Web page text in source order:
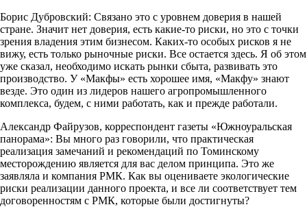
Борис Дубровский: Связано это с уровнем доверия в нашей
стране. Значит нет доверия, есть какие-то риски, но это с точки
зрения владения этим бизнесом. Каких-то особых рисков я не
вижу, есть только рыночные риски. Все остается здесь. Я об этом
уже сказал, необходимо искать рынки сбыта, развивать это
производство. У «Макфы» есть хорошее имя, «Макфу» знают
везде. Это один из лидеров нашего агропромышленного
комплекса, будем, с ними работать, как и прежде работали.
Александр Файрузов, корреспондент газеты «Южноуральская
панорама»: Вы много раз говорили, что практическая
реализация замечаний и рекомендаций по Томинскому
месторождению является для вас делом принципа. Это же
заявляла и компания РМК. Как вы оцениваете экологические
риски реализации данного проекта, и все ли соответствует тем
договоренностям с РМК, которые были достигнуты?